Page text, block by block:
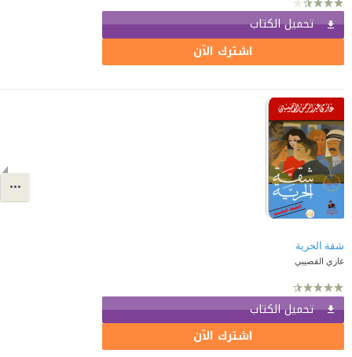
تحميل الكتاب
اشترك الآن
شقة الحرية
غازي القصيبي
تحميل الكتاب
اشترك الآن